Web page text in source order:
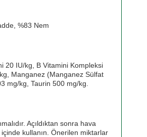
%83 Nem
20 IU/kg, B Vitamini Kompleksi
Manganez (Manganez Sülfat
mg/kg, Taurin 500 mg/kg.
Açıldıktan sonra hava
kullanın. Önerilen miktarlar